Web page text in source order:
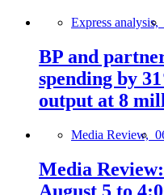
Express analysis,
BP and
spending by
output at 8
Media Review,
Media